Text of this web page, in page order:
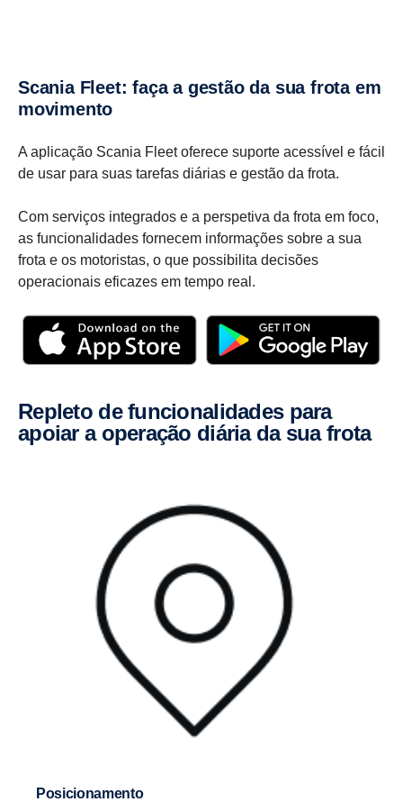
Scania Fleet: faça a gestão da sua frota em
movimento
A aplicação Scania Fleet oferece suporte acessível e fácil
de usar para suas tarefas diárias e gestão da frota.
Com serviços integrados e a perspetiva da frota em foco,
as funcionalidades fornecem informações sobre a sua
frota e os motoristas, o que possibilita decisões
operacionais eficazes em tempo real.
Repleto de funci­o­na­li­dades para
apoiar a operação diária da sua frota
Posicionamento